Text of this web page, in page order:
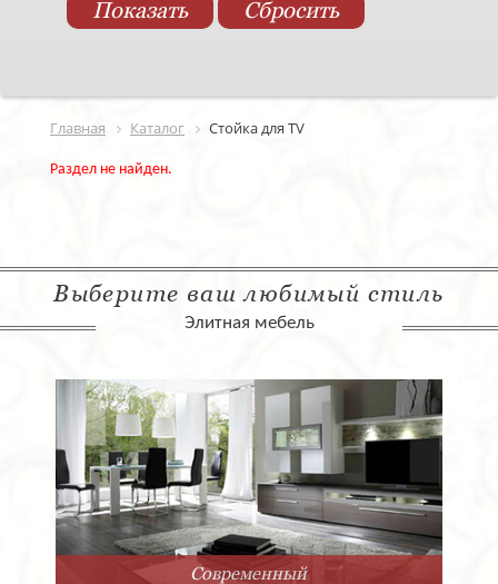
Главная Каталог Стойка для TV
Раздел не найден.
Выберите ваш любимый стиль
Элитная мебель
Современный